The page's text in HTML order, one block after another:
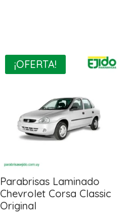
¡OFERTA!
Parabrisas Laminado
Chevrolet Corsa Classic
Original